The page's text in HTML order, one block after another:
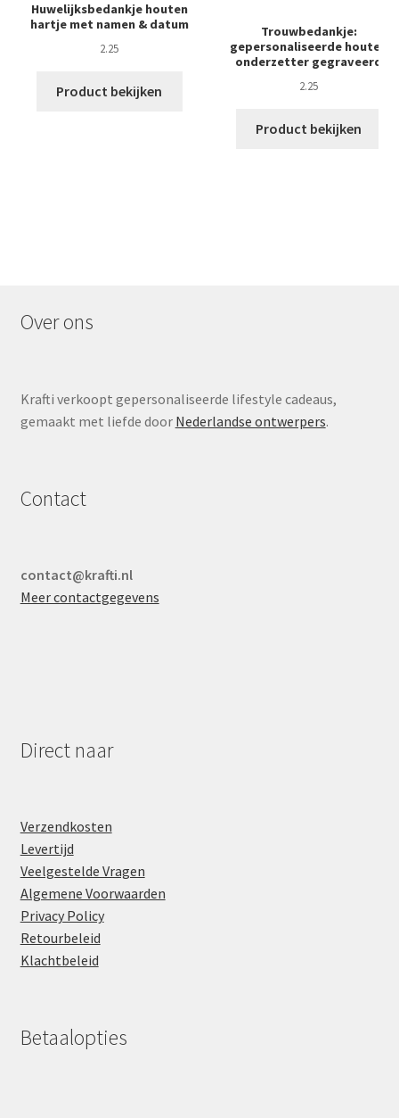
Huwelijksbedankje houten
hartje met namen & datum
2.25
Product bekijken
Trouwbedankje:
gepersonaliseerde houten
onderzetter gegraveerd
2.25
Product bekijken
Over ons
Krafti verkoopt gepersonaliseerde lifestyle cadeaus,
gemaakt met liefde door Nederlandse ontwerpers.
Contact
contact@krafti.nl
Meer contactgegevens
Direct naar
Verzendkosten
Levertijd
Veelgestelde Vragen
Algemene Voorwaarden
Privacy Policy
Retourbeleid
Klachtbeleid
Betaalopties